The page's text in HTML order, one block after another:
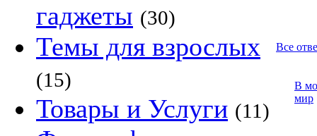
гаджеты (30)
Темы для взрослых
(15)
Товары и Услуги (11)
Все
В
мир